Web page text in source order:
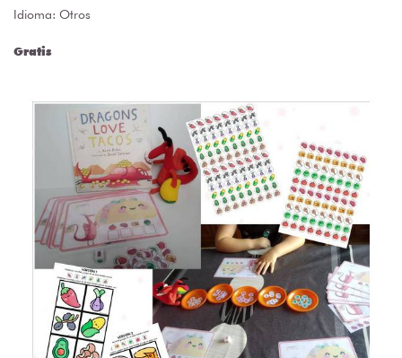
Idioma: Otros
Gratis